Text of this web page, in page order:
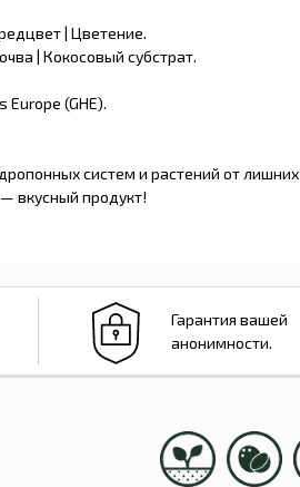
| Цветение.
| Кокосовый субстрат.
Europe (GHE).
систем и растений от лишних
вкусный продукт!
Гарантия вашей
анонимности.